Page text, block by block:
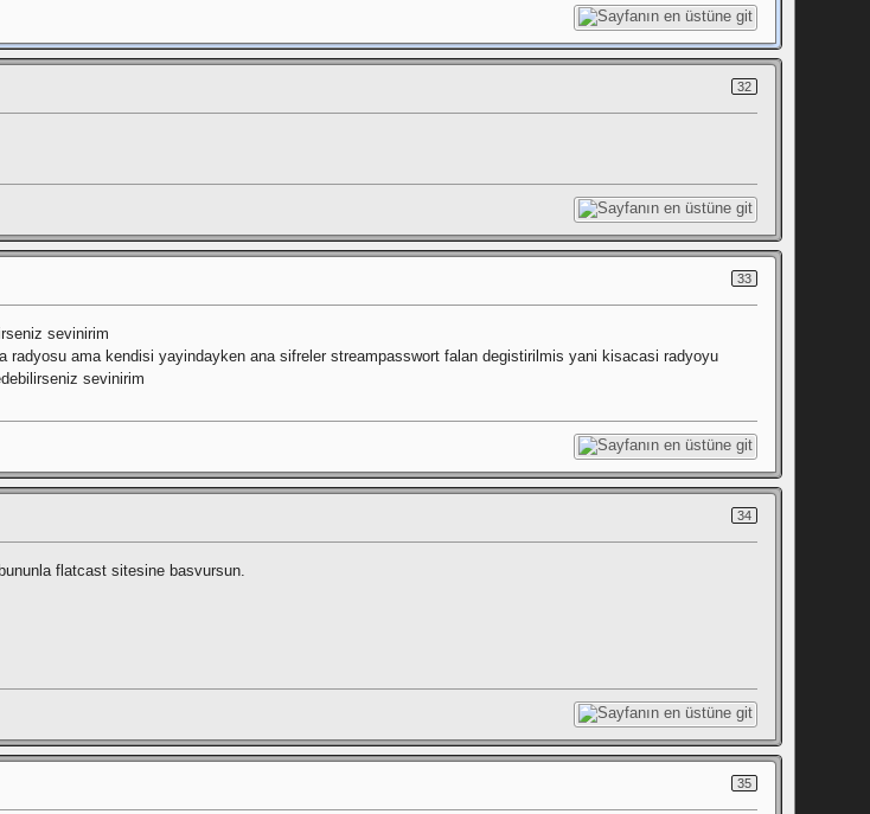
32
33
sevinirim
ama kendisi yayindayken ana sifreler streampasswort falan degistirilmis yani kisacasi radyoyu
sevinirim
34
flatcast sitesine basvursun.
35